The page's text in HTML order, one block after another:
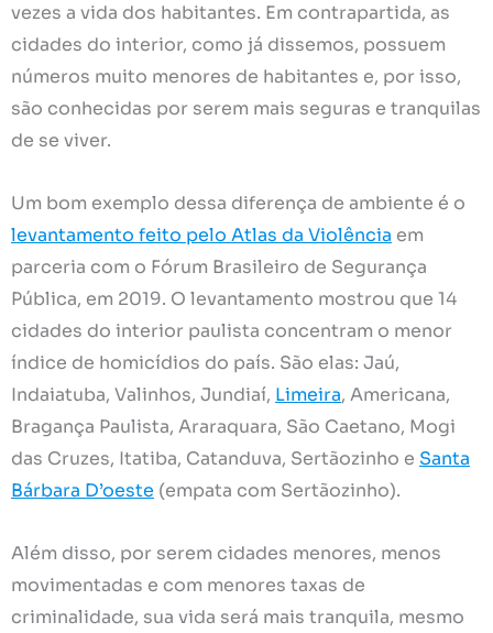
vezes a vida dos habitantes. Em contrapartida, as
cidades do interior, como já dissemos, possuem
números muito menores de habitantes e, por isso,
são conhecidas por serem mais seguras e tranquilas
de se viver.
Um bom exemplo dessa diferença de ambiente é o
levantamento feito pelo Atlas da Violência em
parceria com o Fórum Brasileiro de Segurança
Pública, em 2019. O levantamento mostrou que 14
cidades do interior paulista concentram o menor
índice de homicídios do país. São elas: Jaú,
Indaiatuba, Valinhos, Jundiaí, Limeira, Americana,
Bragança Paulista, Araraquara, São Caetano, Mogi
das Cruzes, Itatiba, Catanduva, Sertãozinho e Santa
Bárbara D’oeste (empata com Sertãozinho).
Além disso, por serem cidades menores, menos
movimentadas e com menores taxas de
criminalidade, sua vida será mais tranquila, mesmo